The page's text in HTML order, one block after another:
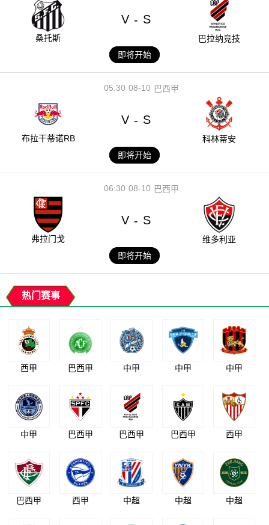
桑托斯
V - S
巴拉纳竞技
即将开始
08-10
05:30 巴西甲
布拉干蒂诺RB
V - S
科林蒂安
即将开始
08-10
06:30 巴西甲
弗拉门戈
V - S
维多利亚
即将开始
热门赛事
西甲 巴西甲 中甲 中甲 中甲
中甲 巴西甲 巴西甲 巴西甲 西甲
巴西甲 西甲 中超 中超 中超